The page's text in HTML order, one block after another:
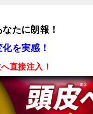
たに朗報！
化を実感！
直接注入！